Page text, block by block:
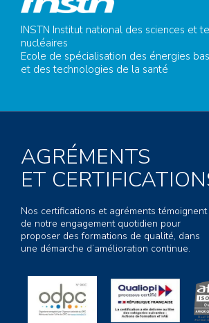
INSTN Institut national des sciences et
nucléaires
Ecole de spécialisation des énergies
et des technologies de la santé
AGRÉMENTS
ET
Nos certifications et agréments témoignent
de notre engagement quotidien pour
proposer des formations de qualité, dans
une démarche d’amélioration continue.